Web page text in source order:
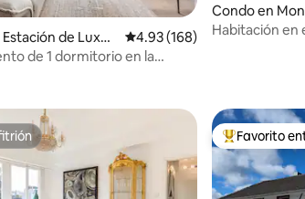
de 5, 297 reseñas
de Luxe
Calificación promedio: 4.93
4.93 (168)
de 1 dormitorio en la
Condo en
Habitación en
Favorito
Favorito